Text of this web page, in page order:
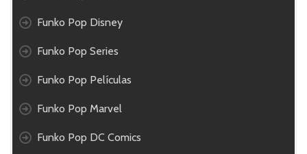
Funko Pop Disney
Funko Pop Series
Funko Pop Películas
Funko Pop Marvel
Funko Pop DC Comics